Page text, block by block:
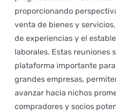
proporcionando
venta de bienes y
de experiencias y el
laborales. Estas reuniones
plataforma importante
grandes empresas,
avanzar hacia nichos
compradores y socios